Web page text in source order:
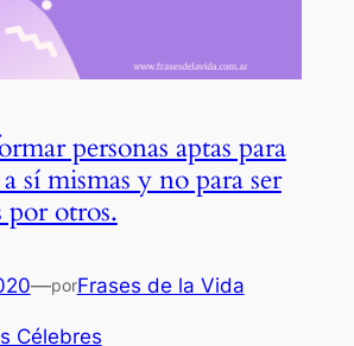
personas aptas para
sí mismas y no para ser
por otros.
—porFrases de la Vida
Célebres